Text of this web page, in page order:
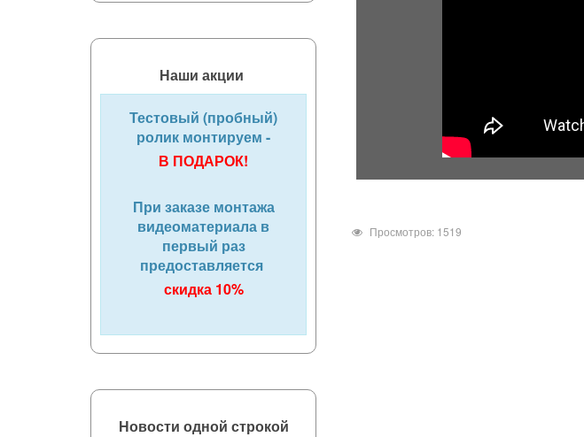
Просмотров: 1519
Наши акции
Тестовый (пробный)
ролик монтируем -
В ПОДАРОК!
При заказе монтажа
видеоматериала в
первый раз
предоставляется
скидка 10%
Новости одной строкой